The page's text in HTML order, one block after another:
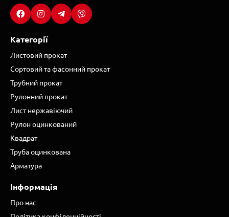
Категорії
Листовий прокат
Сортовий та фасонний прокат
Трубний прокат
Рулонний прокат
Лист нержавіючий
Рулон оцинкований
Квадрат
Труба оцинкована
Арматура
Інформація
Про нас